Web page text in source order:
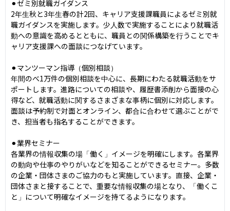
⚫︎ゼミ別就職ガイダンス
2年生秋と3年生春の計2回、キャリア支援課職員によるゼミ別就
職ガイダンスを実施します。少人数で実施することにより就職活
動への意識を高めるとともに、職員との関係構築を行うことでキ
ャリア支援課への面談につなげています。
⚫︎マンツーマン指導（個別相談）
年間のべ1万件の個別相談を中心に、長期にわたる就職活動をサ
ポートします。進路についての相談や、履歴書添削から面接の心
得など、就職活動に関するさまざまな事柄に個別に対応します。
面談は予約制で対面とオンライン、都合に合わせて選ぶことがで
き、担当者も指名することができます。
⚫︎業界セミナー
各業界の情報収集の場「働く」イメージを明確にします。各業界
の動向や仕事のやりがいなどを知ることができるセミナー。多数
の企業・団体さまのご協力のもと実施しています。直接、企業・
団体さまと接することで、重要な情報収集の場となり、「働くこ
と」について明確なイメージを持てるようになります。